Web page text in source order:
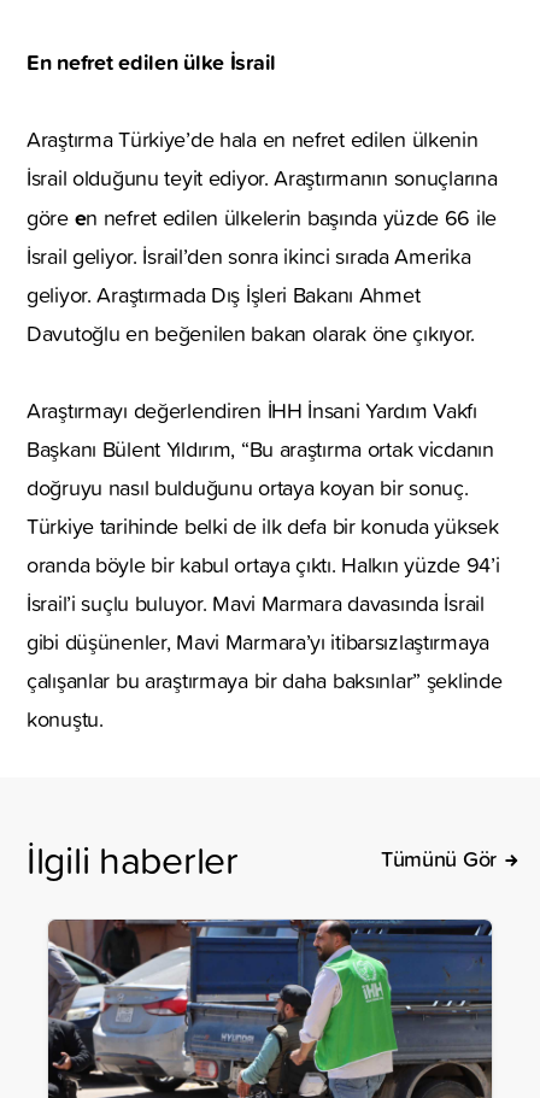
En nefret edilen ülke İsrail
Araştırma Türkiye’de hala en nefret edilen ülkenin
İsrail olduğunu teyit ediyor. Araştırmanın sonuçlarına
göreen nefret edilen ülkelerin başında yüzde 66 ile
İsrail geliyor. İsrail’den sonra ikinci sırada Amerika
geliyor. Araştırmada Dış İşleri Bakanı Ahmet
Davutoğlu en beğenilen bakan olarak öne çıkıyor.
Araştırmayı değerlendiren İHH İnsani Yardım Vakfı
Başkanı Bülent Yıldırım, “Bu araştırma ortak vicdanın
doğruyu nasıl bulduğunu ortaya koyan bir sonuç.
Türkiye tarihinde belki de ilk defa bir konuda yüksek
oranda böyle bir kabul ortaya çıktı. Halkın yüzde 94’i
İsrail’i suçlu buluyor. Mavi Marmara davasında İsrail
gibi düşünenler, Mavi Marmara’yı itibarsızlaştırmaya
çalışanlar bu araştırmaya bir daha baksınlar” şeklinde
konuştu.
İlgili haberler Tümünü Gör